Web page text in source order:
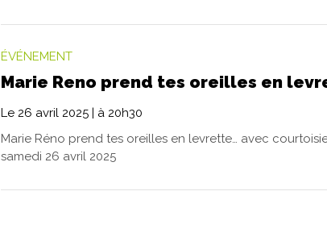
ÉVÉNEMENT
Marie Reno prend tes oreilles en
Le 26 avril 2025
| à 20h30
Marie Réno prend tes oreilles en levrette… avec
samedi 26 avril 2025